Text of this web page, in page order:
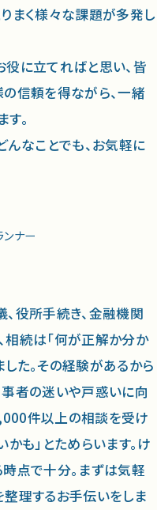
まく様々な課題が多発し
に立てればと思い、皆
信頼を得ながら、一緒
。
んなことでも、お気軽に
ンナー
役所手続き、金融機関
相続は「何が正解か分か
た。その経験があるから
事者の迷いや戸惑いに向
件以上の相談を受け
かも」とためらいます。け
点で十分。まずは気軽
整理するお手伝いをしま